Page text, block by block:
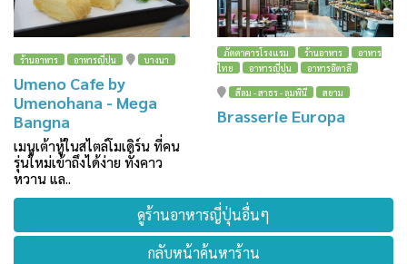
ร้านอาหาร อาหารญี่ปุ่น บางนา
Umeno Cafe by
Umenohana - Mega
Bangna
เมนูเต้าหู้ในสไตล์โมเดิร์น ที่คน
รุ่นใหม่เข้าถึงได้ง่าย ทั้งคาว
หวาน แล..
ภัตตาคารโรงแรม ร้านอาหาร
อาหาร
ไทย
อาหารญี่ปุ่น อาหารอิตาลี
สีลม - สาธร - ลุมพินี สยาม
Brasserie Europa
ดูร้านอาหารญี่ปุ่นอื่นๆ
กลับหน้าค้นหาร้าน